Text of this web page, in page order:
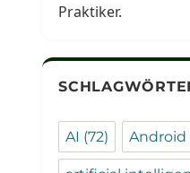
Praktiker.
AI (72) Android